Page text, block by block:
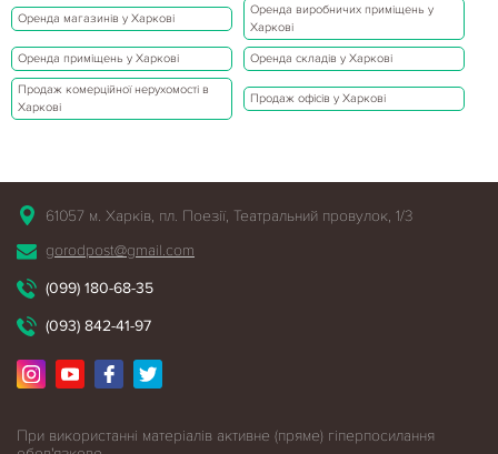
Оренда магазинів у Харкові
Оренда виробничих приміщень у
Харкові
Оренда приміщень у Харкові Оренда складів у Харкові
Продаж комерційної нерухомості в
Харкові
Продаж офісів у Харкові
61057 м. Харків, пл. Поезії, Театральний провулок, 1/3
gorodpost@gmail.com
(099) 180-68-35
(093) 842-41-97
При використанні матеріалів активне (пряме) гіперпосилання